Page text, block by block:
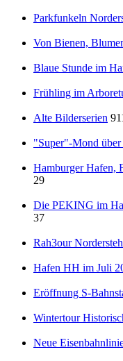
Parkfunkeln
Von Bienen,
Blaue Stunde im
Frühling im
Alte Bilderserien
"Super"-Mond über
Hamburger Hafen,
29
Die PEKING im
37
Rah3our
Hafen HH im Juli
Eröffnung S-
Wintertour
Neue